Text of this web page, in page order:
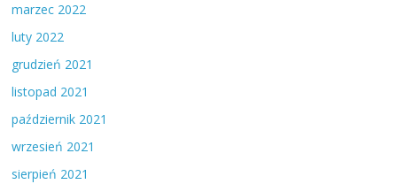
marzec 2022
luty 2022
grudzień 2021
listopad 2021
październik 2021
wrzesień 2021
sierpień 2021